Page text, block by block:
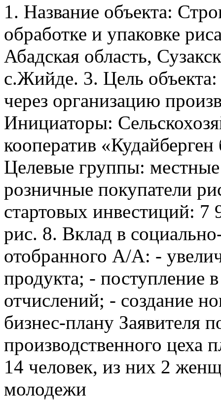
1. Название объекта:
обработке и упаковке
Абадская область,
с.Жийде. 3. Цель
через организацию
Инициаторы:
кооператив
Целевые группы:
розничные покупатели
стартовых инвестиций:
рис. 8. Вклад в
отобранного А/А: -
продукта; - поступление
отчислений; - создание
бизнес-плану Заявителя
производственного цеха
14 человек, из них 2
молодежи